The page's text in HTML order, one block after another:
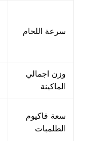
سرعة اللحام
وزن اجمالي
الماكينة
سعة فاكيوم
الطلمبات